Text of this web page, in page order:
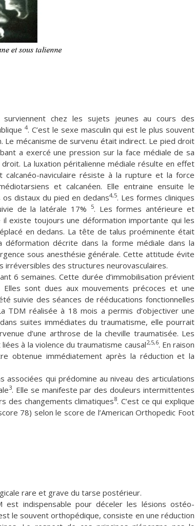
chez les sujets jeunes au cours des
4. C’est le sexe masculin qui est le plus souvent
mécanisme de survenu était indirect. Le pied droit
a exercé une pression sur la face médiale de sa
La luxation péritalienne médiale résulte en effet
calcanéo-naviculaire résiste à la rupture et la force
et calcanéen. Elle entraine ensuite le
os distaux du pied en dedans4,5. Les formes cliniques
de la latérale 17%
5. Les formes antérieure et
il existe toujours une déformation importante qui les
en dedans. La tête de talus proéminente était
décrite dans la forme médiale dans la
sous anesthésie générale. Cette attitude évite
irréversibles des structures neurovasculaires.
6 semaines. Cette durée d’immobilisation prévient
Elles sont dues aux mouvements précoces et une
suivie des séances de rééducations fonctionnelles
réalisée à 18 mois a permis d’objectiver une
suites immédiates du traumatisme, elle pourrait
d’une arthrose de la cheville traumatisée. Les
à la violence du traumatisme causal2,5,6. En raison
obtenue immédiatement après la réduction et la
associées qui prédomine au niveau des articulations
3. Elle se manifeste par des douleurs intermittentes
des changements climatiques8. C’est ce qui explique
78) selon le score de l’American Orthopedic Foot
rare et grave du tarse postérieur.
est indispensable pour déceler les lésions ostéo-
le souvent orthopédique, consiste en une réduction